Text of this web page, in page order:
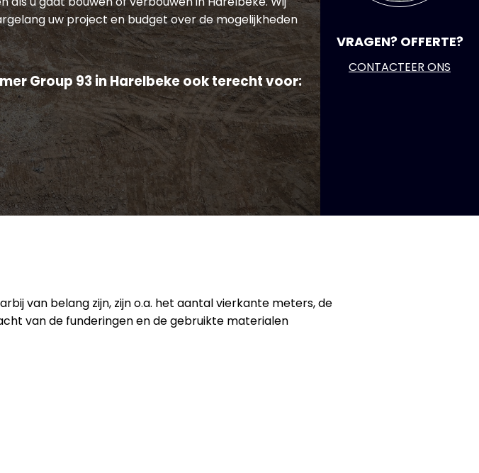
uw project en budget over de mogelijkheden
Group 93 in Harelbeke ook terecht voor:
VRAGEN? OFFERTE?
CONTACTEER ONS
van belang zijn, zijn o.a. het aantal vierkante meters, de
van de funderingen en de gebruikte materialen